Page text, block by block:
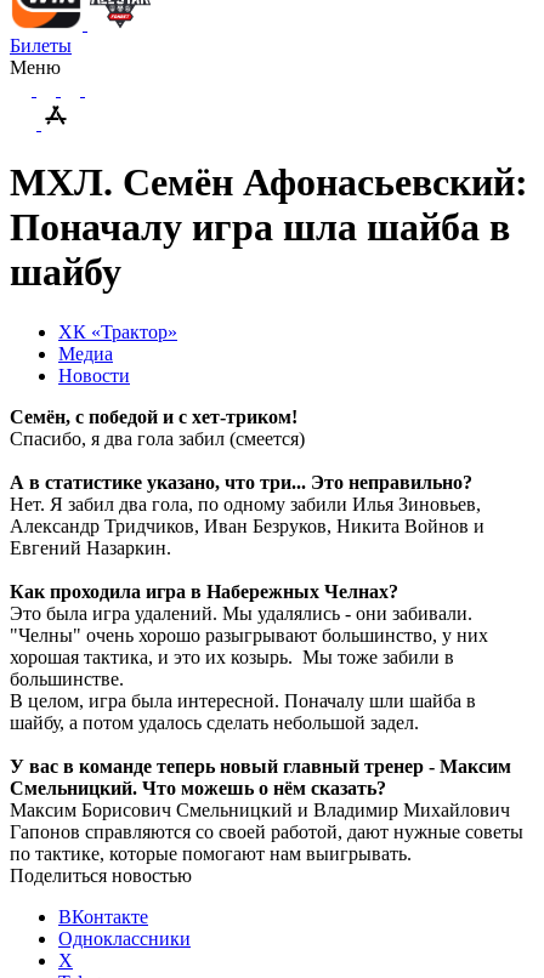
Билеты
Меню
МХЛ. Семён Афонасьевский:
Поначалу игра шла шайба в
шайбу
ХК «Трактор»
Медиа
Новости
Семён, с победой и с хет-триком!
Спасибо, я два гола забил (смеется)
А в статистике указано, что три... Это неправильно?
Нет. Я забил два гола, по одному забили Илья Зиновьев,
Александр Тридчиков, Иван Безруков, Никита Войнов и
Евгений Назаркин.
Как проходила игра в Набережных Челнах?
Это была игра удалений. Мы удалялись - они забивали.
"Челны" очень хорошо разыгрывают большинство, у них
хорошая тактика, и это их козырь. Мы тоже забили в
большинстве.
В целом, игра была интересной. Поначалу шли шайба в
шайбу, а потом удалось сделать небольшой задел.
У вас в команде теперь новый главный тренер - Максим
Смельницкий. Что можешь о нём сказать?
Максим Борисович Смельницкий и Владимир Михайлович
Гапонов справляются со своей работой, дают нужные советы
по тактике, которые помогают нам выигрывать.
Поделиться новостью
ВКонтакте
Одноклассники
X